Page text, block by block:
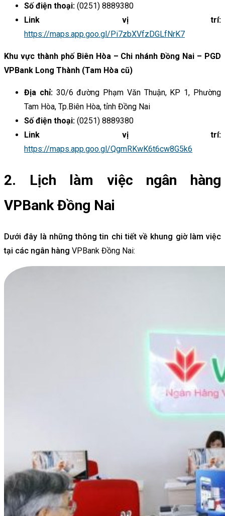
Số điện thoại: (0251) 8889380
Link vị trí:
https://maps.app.goo.gl/Pi7zbXVfzDGLfNrK7
Khu vực thành phố Biên Hòa – Chi nhánh Đồng Nai – PGD
VPBank Long Thành (Tam Hòa cũ)
Địa chỉ: 30/6 đường Phạm Văn Thuận, KP 1, Phường
Tam Hòa, Tp.Biên Hòa, tỉnh Đồng Nai
Số điện thoại: (0251) 8889380
Link vị trí:
https://maps.app.goo.gl/QgmRKwK6t6cw8G5k6
2. Lịch làm việc ngân hàng
VPBank Đồng Nai
Dưới đây là những thông tin chi tiết về khung giờ làm việc
tại các ngân hàng VPBank Đồng Nai: